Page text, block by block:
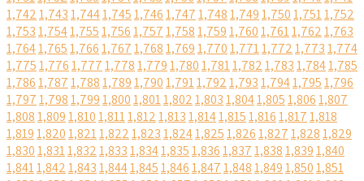
1,7421,7431,7441,7451,7461,7471,7481,7491,7501,7511,752
1,7531,7541,7551,7561,7571,7581,7591,7601,7611,7621,763
1,7641,7651,7661,7671,7681,7691,7701,7711,7721,7731,774
1,7751,7761,7771,7781,7791,7801,7811,7821,7831,7841,785
1,7861,7871,7881,7891,7901,7911,7921,7931,7941,7951,796
1,7971,7981,7991,8001,8011,8021,8031,8041,8051,8061,807
1,8081,8091,8101,8111,8121,8131,8141,8151,8161,8171,818
1,8191,8201,8211,8221,8231,8241,8251,8261,8271,8281,829
1,8301,8311,8321,8331,8341,8351,8361,8371,8381,8391,840
1,8411,8421,8431,8441,8451,8461,8471,8481,8491,8501,851